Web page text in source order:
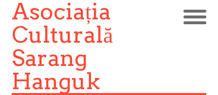
Asociația
Culturală
Sarang
Hanguk